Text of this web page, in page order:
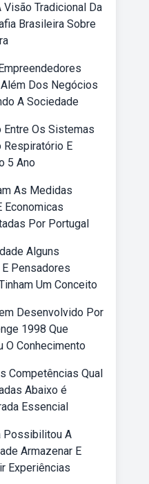
Visão Tradicional Da
Brasileira Sobre
Dos Negócios
A Sociedade
Entre Os Sistemas
E
5 Ano
As Medidas
Economicas
Por Portugal
Alguns
Pensadores
Um Conceito
Desenvolvido Por
1998 Que
O Conhecimento
Competências Qual
Abaixo é
Essencial
Possibilitou A
Armazenar E
Experiências